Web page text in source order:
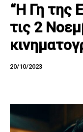
“Η Γη της
τις 2
20/10/2023